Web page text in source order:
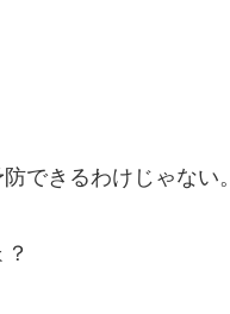
できるわけじゃない。